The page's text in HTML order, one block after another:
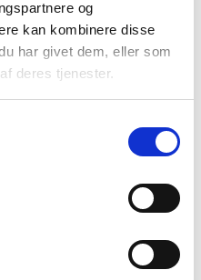
og
kan kombinere disse
har givet dem, eller som
deres tjenester.
i dag!